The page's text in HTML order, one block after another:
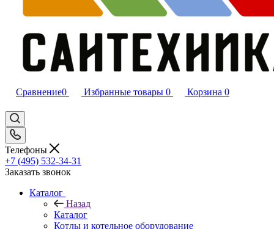
Сравнение0 Избранные товары 0 Корзина 0
Телефоны
+7 (495) 532‑34‑31
Заказать звонок
Каталог
Назад
Каталог
Котлы и котельное оборудование